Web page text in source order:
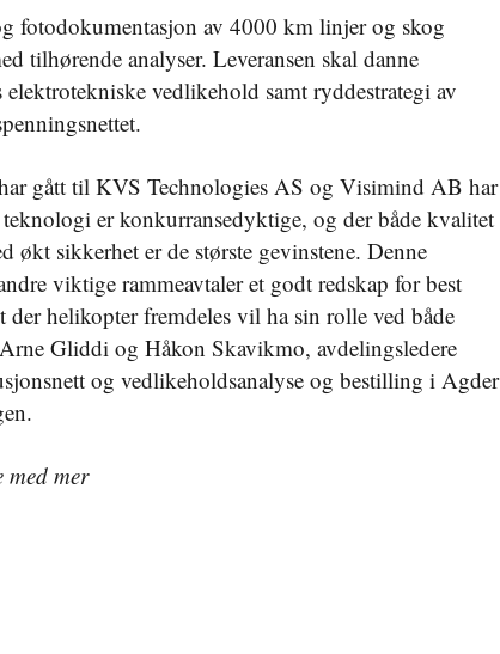
fotodokumentasjon av 4000 km linjer og skog
tilhørende analyser. Leveransen skal danne
vedlikehold samt ryddestrategi av
gått til KVS Technologies AS og Visimind AB har
er konkurransedyktige, og der både kvalitet
økt sikkerhet er de største gevinstene. Denne
viktige rammeavtaler et godt redskap for best
helikopter fremdeles vil ha sin rolle ved både
Gliddi og Håkon Skavikmo, avdelingsledere
og vedlikeholdsanalyse og bestilling i Agder
med mer